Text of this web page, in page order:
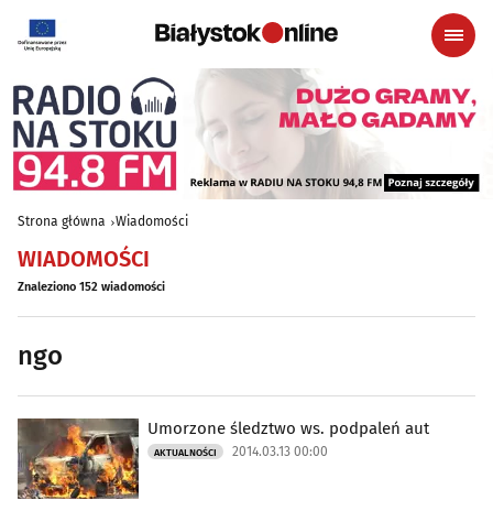
Strona główna Wiadomości
WIADOMOŚCI
Znaleziono 152 wiadomości
ngo
Umorzone śledztwo ws. podpaleń aut
AKTUALNOŚCI 2014.03.13 00:00